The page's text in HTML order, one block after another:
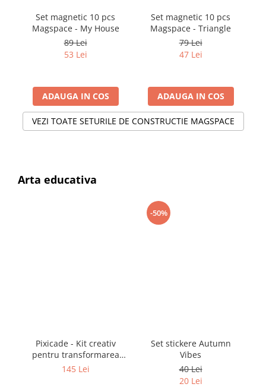
Set magnetic 10 pcs
Magspace - My House
89 Lei
53 Lei
ADAUGA IN COS
Set magnetic 10 pcs
Magspace - Triangle
79 Lei
47 Lei
ADAUGA IN COS
VEZI TOATE SETURILE DE CONSTRUCTIE MAGSPACE
Arta educativa
Pixicade - Kit creativ
pentru transformarea
desenelor copiilor in
145 Lei
-50%
Set stickere Autumn
Vibes
40 Lei
20 Lei